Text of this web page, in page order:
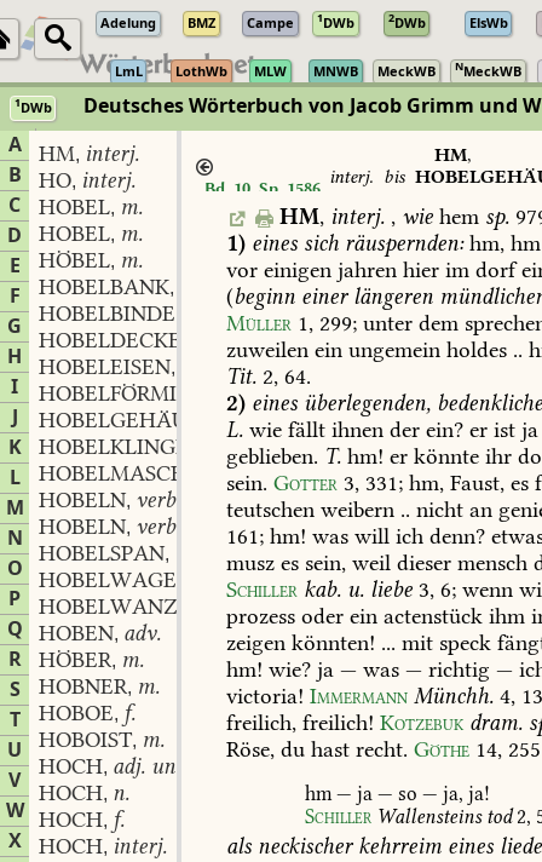
Adelung BMZ Campe 1DWb 2DWb ElsWb
LmL LothWb MLW MNWB MeckWB NMeckWB
1DWb Deutsches Wörterbuch von Jacob Grimm und
A
B
C
D
E
F
G
H
I
J
K
L
M
N
O
P
Q
R
S
T
U
V
W
X
HM, interj.
HO, interj.
HOBEL, m.
HOBEL, m.
HÖBEL, m.
HOBELBANK,
HOBELBINDE
HOBELDECKE
HOBELEISEN,
HOBELFÖRMIG
adj.
HOBELGEHÄUSE
n.
HOBELKLINGE
HOBELMASCHINE
HOBELN, verb.
HOBELN, verb.
HOBELSPAN,
HOBELWAGEN
HOBELWANZE
HOBEN, adv.
HÖBER, m.
HOBNER, m.
HOBOE, f.
HOBOIST, m.
HOCH, adj. und adv.
HOCH, n.
HOCH, f.
HOCH, interj.
Bd. 10, Sp. 1586
HM,
interj. bis
HM, interj. , wiehem sp.
1) eines sich räuspernden:hm,
vor einigen jahren hier im dorf
(beginn einerlängeren
Müller 1, 299; unter dem
zuweilen ein ungemein holdes ..
Tit. 2, 64.
2) eines überlegenden,
L. wie fällt ihnen der ein? er ist ja
geblieben. T. hm! er könnte ihr
sein. Gotter 3, 331; hm, Faust, es
teutschen weibern .. nicht an
161; hm! was will ich denn?
musz es sein, weil dieser mensch
Schiller kab. u. liebe 3, 6; wenn
prozess oder ein actenstück ihm
zeigen könnten! ... mit speck
hm! wie? ja — was — richtig —
victoria! Immermann Münchh. 4,
freilich, freilich! Kotzebuk dram.
Röse, du hast recht. Göthe 14, 255
hm— ja — so — ja, ja!
Schiller Wallensteinstod 2,
als neckischerkehrreim eines